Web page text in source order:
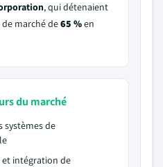
, qui détenaient
marché de65 %en
du marché
systèmes de
intégration de